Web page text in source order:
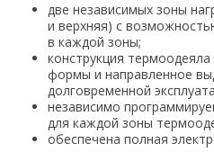
две независимых зоны
и верхняя) с
в каждой зоны;
конструкция
формы и направленное
долговременной
независимо
для каждой зоны
обеспечена полная